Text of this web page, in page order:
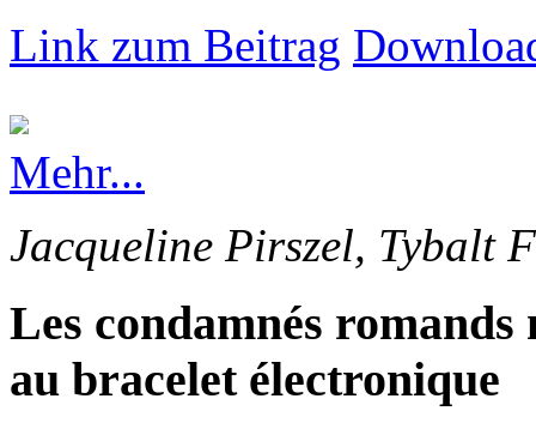
Link zum Beitrag
Mehr...
Jacqueline Pirszel, Tybalt
Les condamnés romands
au bracelet électronique